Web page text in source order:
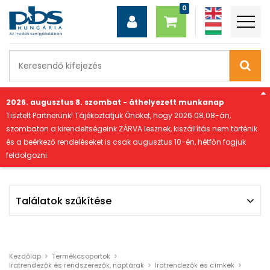
2026. augusztus 8. szombat - áthelyezett munkanap
Tisztelt Partnerünk! Tájékoztatjuk Önöket, hogy 2026.08.08-án,
szombaton a kirendeltségeink ZÁRVA lesznek, kiszállítás nem történik
és a beérkező rendeléseket is csak augusztus 10-én, hétfőn fogjuk
feldolgozni.
Találatok szűkítése
Kezdőlap
Termékcsoportok
Iratrendezők és rendszerezők, naptárak
Iratrendezők és címkék